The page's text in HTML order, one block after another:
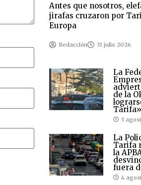
Antes que nosotros,
jirafas cruzaron por
Europa
Redacción 31 julio 2026
La
de la
Tarifa»
3
La
Tarifa
la
fuera
4